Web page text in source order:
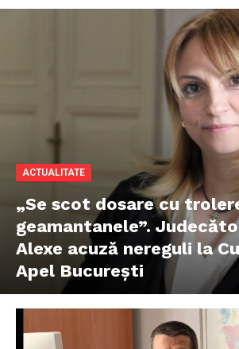
ACTUALITATE
„Se scot dosare cu
geamantanele”.
Alexe acuză nereguli la
Apel București